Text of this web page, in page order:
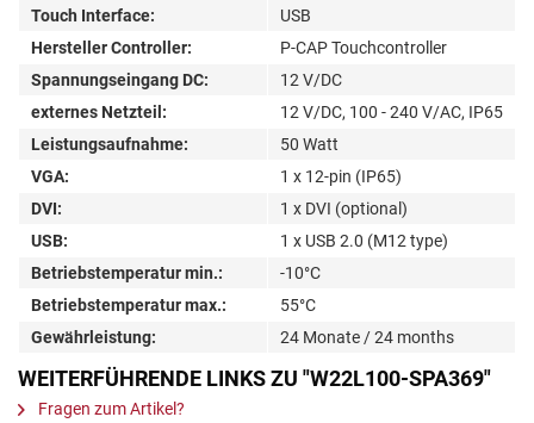
Touch Interface:
USB
Hersteller Controller:
P-CAP Touchcontroller
Spannungseingang DC:
12 V/DC
externes Netzteil:
12 V/DC, 100 - 240 V/AC, IP65
Leistungsaufnahme:
50 Watt
VGA:
1 x 12-pin (IP65)
DVI:
1 x DVI (optional)
USB:
1 x USB 2.0 (M12 type)
Betriebstemperatur min.:
-10°C
Betriebstemperatur max.:
55°C
Gewährleistung:
24 Monate / 24 months
WEITERFÜHRENDE LINKS ZU "W22L100-SPA369"
Fragen zum Artikel?